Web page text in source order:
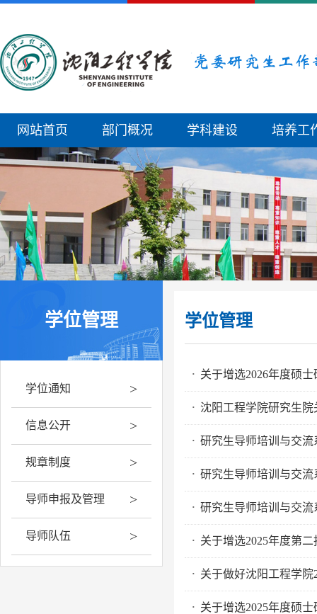
网站首页 部门概况 学科建设 培养工
学位管理
学位通知 >
信息公开 >
规章制度 >
导师申报及管理 >
导师队伍 >
学位管理
· 关于增选2026年度硕
· 沈阳工程学院研究生
· 研究生导师培训与交
· 研究生导师培训与交
· 研究生导师培训与交
· 关于增选2025年度第
· 关于做好沈阳工程学
· 关于增选2025年度硕